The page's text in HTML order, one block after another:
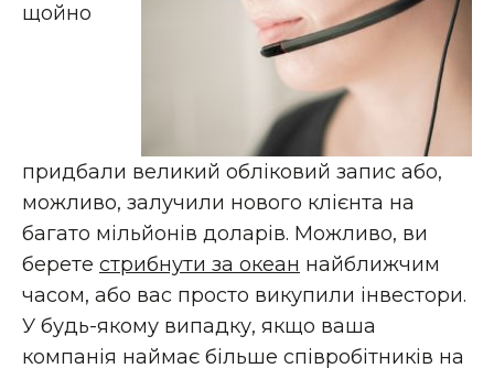
щойно
придбали великий обліковий запис або,
можливо, залучили нового клієнта на
багато мільйонів доларів. Можливо, ви
берете стрибнути за океан найближчим
часом, або вас просто викупили інвестори.
У будь-якому випадку, якщо ваша
компанія наймає більше співробітників на